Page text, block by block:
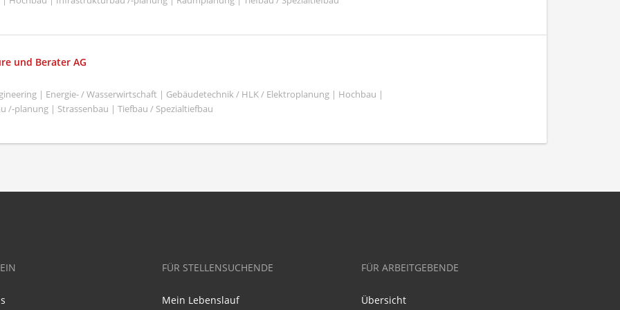
und Berater AG
| Energie- / Wasserwirtschaft | Gebäudetechnik / HLK / Elektroplanung | Hochbau |
/-planung | Strassenbau | Tiefbau / Spezialtiefbau
FÜR STELLENSUCHENDE
Mein Lebenslauf
FÜR ARBEITGEBENDE
Übersicht